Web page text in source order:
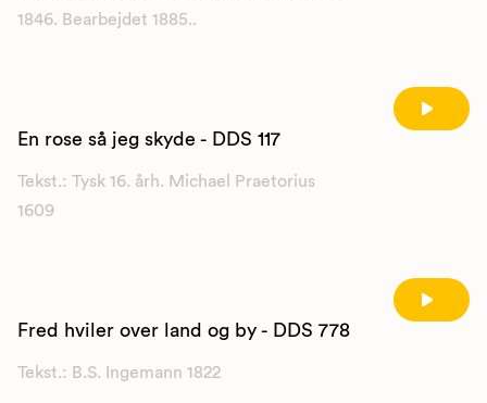
1846. Bearbejdet 1885..
En rose så jeg skyde - DDS 117
Tekst.: Tysk 16. årh. Michael Praetorius
1609
Fred hviler over land og by - DDS 778
Tekst.: B.S. Ingemann 1822